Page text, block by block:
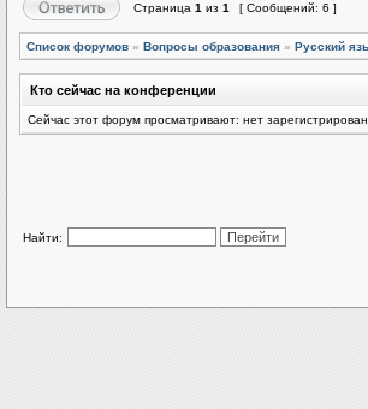
Страница 1 из 1 [ Сообщений: 6 ]
Список форумов » Вопросы образования » Русский
Кто сейчас на конференции
Сейчас этот форум просматривают: нет
Найти: